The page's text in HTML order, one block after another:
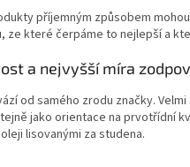
příjemným způsobem
ze které čerpáme to nejlepší a
a nejvyšší míra
od samého zrodu značky.
jako orientace na prvotřídní
lisovanými za studena.